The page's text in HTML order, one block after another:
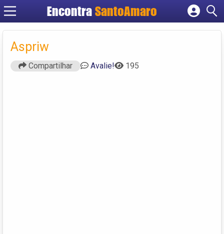
Encontra SantoAmaro
Cadastrar empresa
Aspriw
Compartilhar Avalie! 195